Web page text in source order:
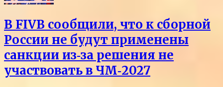
В FIVB сообщили, что к сборной
России не будут применены
санкции из‑за решения не
участвовать в ЧМ‑2027